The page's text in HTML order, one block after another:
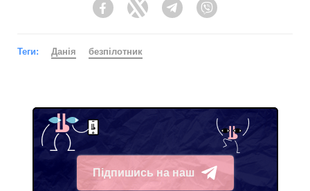
FacebookTwitter Telegram
Теги: Данія безпілотник
Підпишись на наш
Telegram